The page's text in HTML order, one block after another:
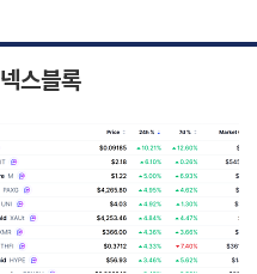
넥스블록